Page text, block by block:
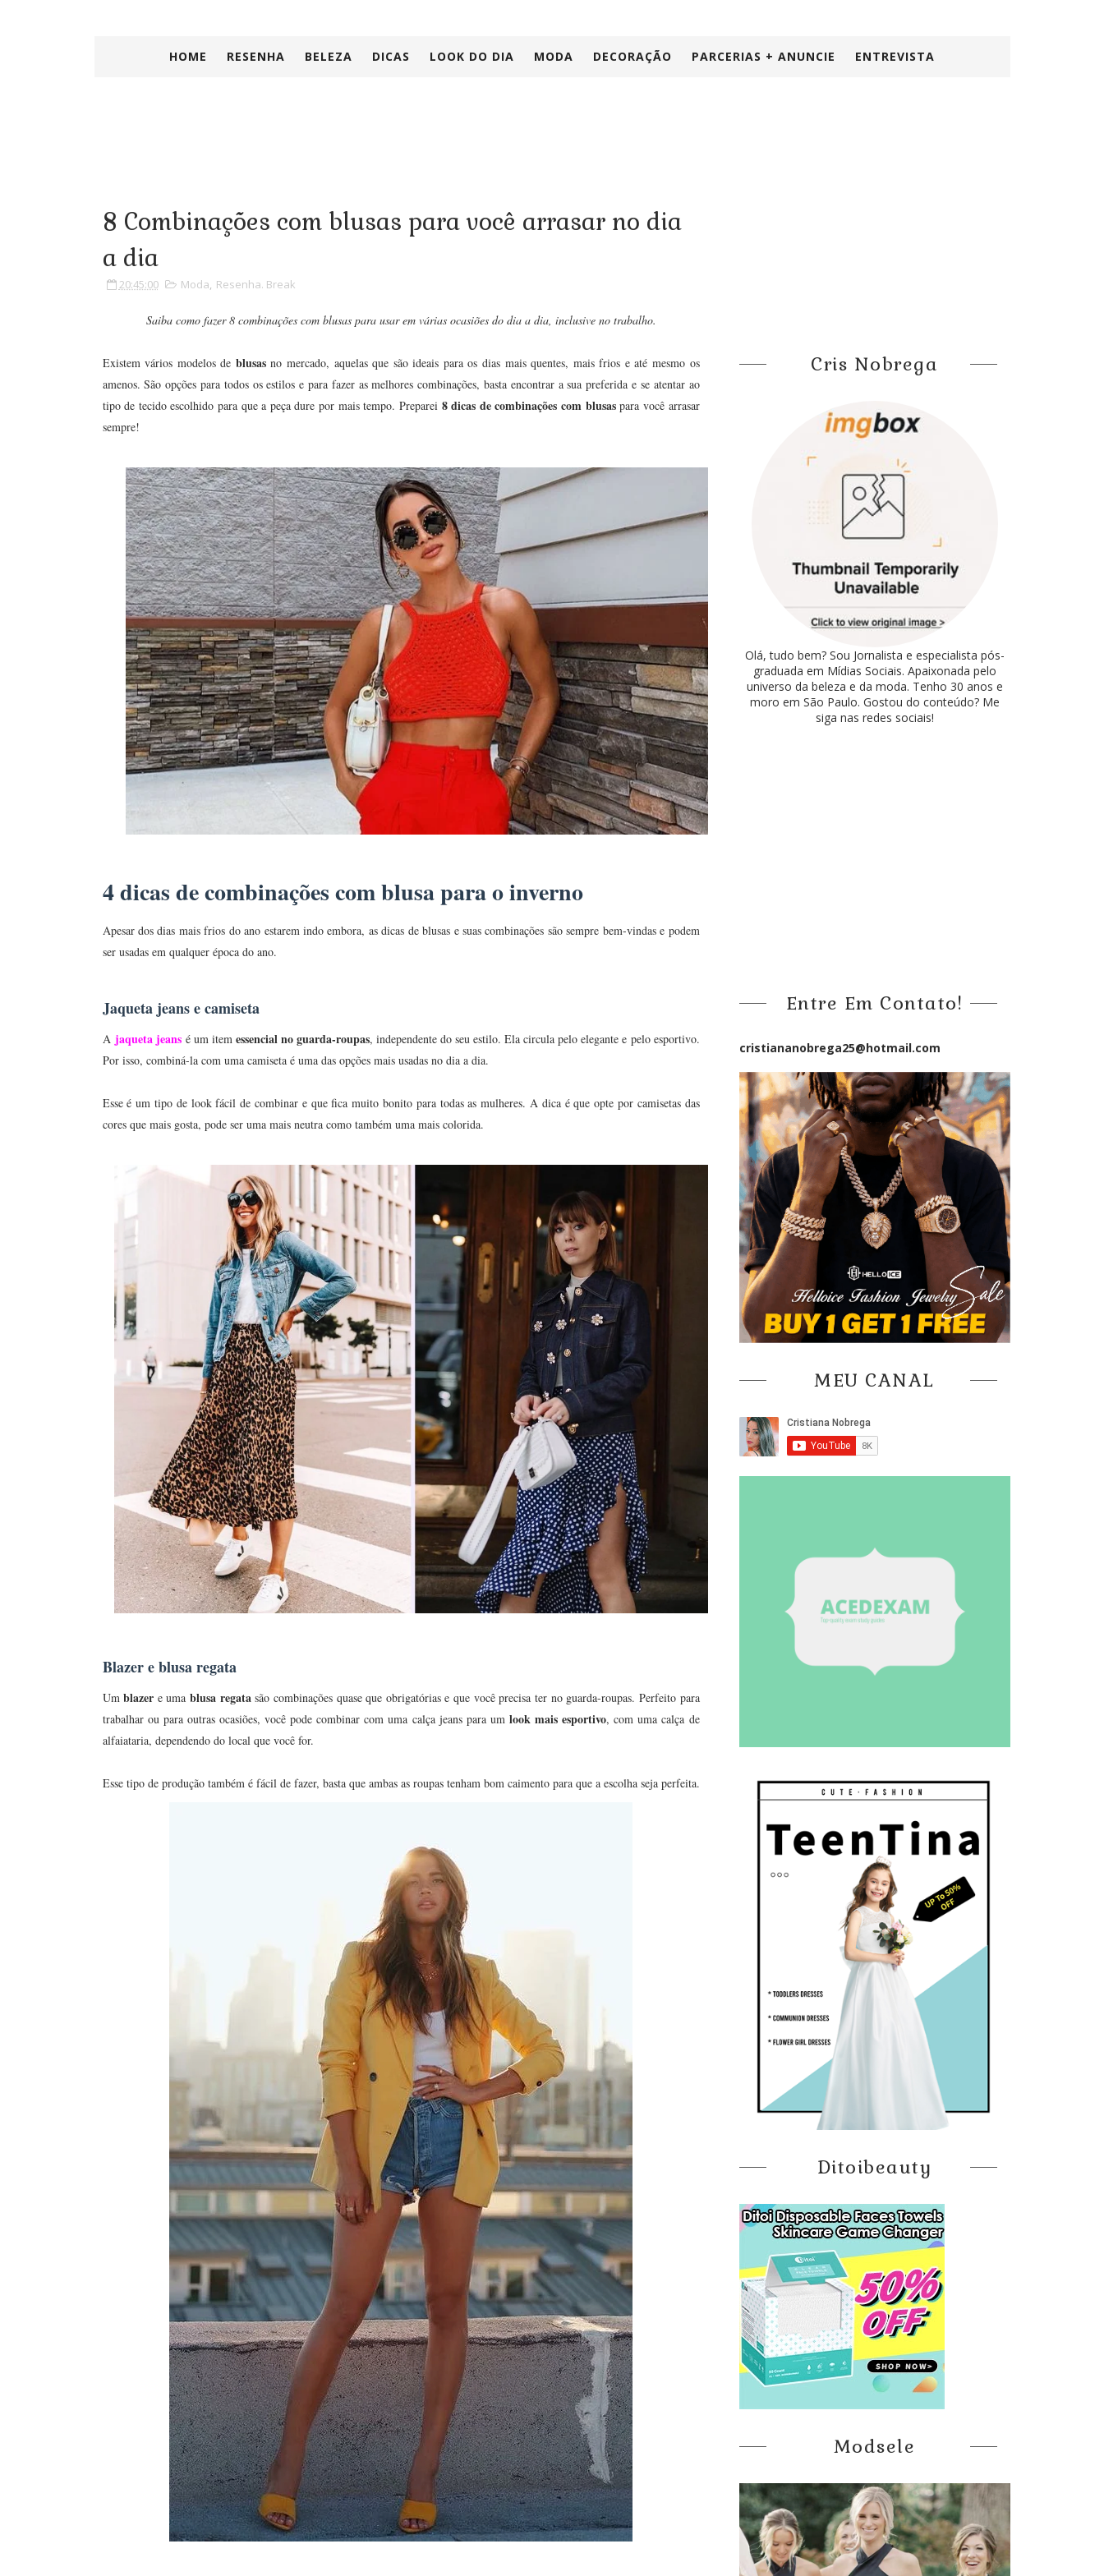
HOME RESENHA BELEZA DICAS LOOK DO DIA MODA DECORAÇÃO PARCERIAS + ANUNCIE ENTREVISTA
8 Combinações com blusas para você arrasar no dia
a dia
20:45:00 Moda, Resenha. Break
Saiba como fazer 8 combinações com blusas para usar em várias ocasiões do dia a dia, inclusive no trabalho.
Existem vários modelos de blusasno mercado, aquelas que são ideais para os dias mais quentes, mais frios e até mesmo os
amenos. São opções para todos os estilos e para fazer as melhores combinações, basta encontrar a sua preferida e se atentar ao
tipo de tecido escolhido para que a peça dure por mais tempo. Preparei 8 dicas de combinações com blusaspara você arrasar
sempre!
4 dicas de combinações com blusa para o inverno
Apesar dos dias mais frios do ano estarem indo embora, as dicas de blusas e suas combinações são sempre bem-vindas e podem
ser usadas em qualquer época do ano.
Jaqueta jeans e camiseta
A jaqueta jeansé um item essencial no guarda-roupas, independente do seu estilo. Ela circula pelo elegante e pelo esportivo.
Por isso, combiná-la com uma camiseta é uma das opções mais usadas no dia a dia.
Esse é um tipo de look fácil de combinar e que fica muito bonito para todas as mulheres. A dica é que opte por camisetas das
cores que mais gosta, pode ser uma mais neutra como também uma mais colorida.
Blazer e blusa regata
Umblazer e umablusa regata são combinações quase que obrigatórias e que você precisa ter no guarda-roupas. Perfeito para
trabalhar ou para outras ocasiões, você pode combinar com uma calça jeans para um look mais esportivo, com uma calça de
alfaiataria, dependendo do local que você for.
Esse tipo de produção também é fácil de fazer, basta que ambas as roupas tenham bom caimento para que a escolha seja perfeita.
Cris Nobrega
Olá, tudo bem? Sou Jornalista e especialista pós-
graduada em Mídias Sociais. Apaixonada pelo
universo da beleza e da moda. Tenho 30 anos e
moro em São Paulo. Gostou do conteúdo? Me
siga nas redes sociais!
Entre Em Contato!
cristiananobrega25@hotmail.com
MEU CANAL
Ditoibeauty
Modsele